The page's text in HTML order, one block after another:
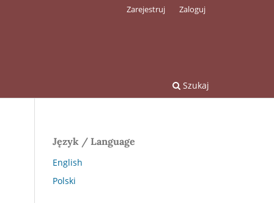
Szukaj
Zarejestruj Zaloguj
Język / Language
English
Polski